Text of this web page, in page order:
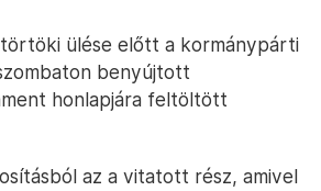
ülése előtt a kormánypárti
benyújtott
honlapjára feltöltött
az a vitatott rész, amivel